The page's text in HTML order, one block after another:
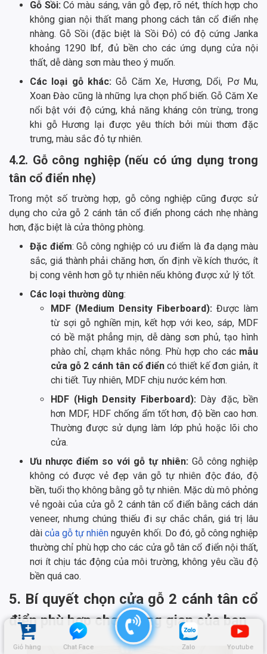
Giỏ hàng Chat Face Zalo Youtube
Gỗ Sồi:Có màu sáng, vân gỗ đẹp, rõ nét, thích hợp cho
không gian nội thất mang phong cách tân cổ điển nhẹ
nhàng. Gỗ Sồi (đặc biệt là Sồi Đỏ) có độ cứng Janka
khoảng 1290 lbf, đủ bền cho các ứng dụng cửa nội
thất, dễ dàng sơn màu theo ý muốn.
Các loại gỗ khác:Gỗ Căm Xe, Hương, Dổi, Pơ Mu,
Xoan Đào cũng là những lựa chọn phổ biến. Gỗ Căm Xe
nổi bật với độ cứng, khả năng kháng côn trùng, trong
khi gỗ Hương lại được yêu thích bởi mùi thơm đặc
trưng, màu sắc đỏ tự nhiên.
4.2. Gỗ công nghiệp (nếu có ứng dụng trong
tân cổ điển nhẹ)
Trong một số trường hợp, gỗ công nghiệp cũng được sử
dụng cho cửa gỗ 2 cánh tân cổ điển phong cách nhẹ nhàng
hơn, đặc biệt là cửa thông phòng.
Đặc điểm: Gỗ công nghiệp có ưu điểm là đa dạng màu
sắc, giá thành phải chăng hơn, ổn định về kích thước, ít
bị cong vênh hơn gỗ tự nhiên nếu không được xử lý tốt.
Các loại thường dùng:
MDF (Medium Density Fiberboard): Được làm
từ sợi gỗ nghiền mịn, kết hợp với keo, sáp, MDF
có bề mặt phẳng mịn, dễ dàng sơn phủ, tạo hình
phào chỉ, chạm khắc nông. Phù hợp cho các mẫu
cửa gỗ 2 cánh tân cổ điển có thiết kế đơn giản, ít
chi tiết. Tuy nhiên, MDF chịu nước kém hơn.
HDF (High Density Fiberboard):Dày đặc, bền
hơn MDF, HDF chống ẩm tốt hơn, độ bền cao hơn.
Thường được sử dụng làm lớp phủ hoặc lõi cho
cửa.
Ưu nhược điểm so với gỗ tự nhiên: Gỗ công nghiệp
không có được vẻ đẹp vân gỗ tự nhiên độc đáo, độ
bền, tuổi thọ không bằng gỗ tự nhiên. Mặc dù mô phỏng
vẻ ngoài của cửa gỗ 2 cánh tân cổ điển bằng cách dán
veneer, nhưng chúng thiếu đi sự chắc chắn, giá trị lâu
dàicủa gỗ tự nhiên nguyên khối. Do đó, gỗ công nghiệp
thường chỉ phù hợp cho các cửa gỗ tân cổ điển nội thất,
nơi ít chịu tác động của môi trường, không yêu cầu độ
bền quá cao.
5. Bí quyết chọn cửa gỗ 2 cánh tân cổ
điển phù hợp cho không gian của bạn